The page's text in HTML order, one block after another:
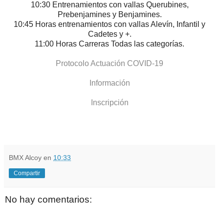
10:30 Entrenamientos con vallas Querubines,
Prebenjamines y Benjamines.
10:45 Horas entrenamientos con vallas Alevín, Infantil y
Cadetes y +.
11:00 Horas Carreras Todas las categorías.
Protocolo Actuación COVID-19
Información
Inscripción
BMX Alcoy en 10:33
Compartir
No hay comentarios: